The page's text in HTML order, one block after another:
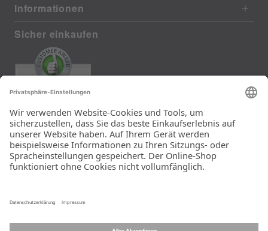
Informationen
Sicher einkaufen
385 reviews from real customers
(last 12 months)
Total: 11283
Die Auswahl und die
Einfachheit der
Bestellung.